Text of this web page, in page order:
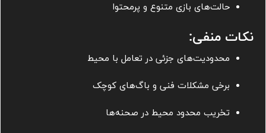
حالت‌های بازی متنوع و پرمحتوا
نکات منفی:
محدودیت‌های جزئی در تعامل با محیط
برخی مشکلات فنی و باگ‌های کوچک
تخریب محدود محیط در صحنه‌ها